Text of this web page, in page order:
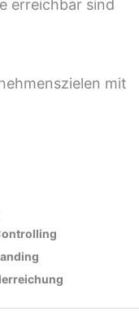
erreichbar sind
mit